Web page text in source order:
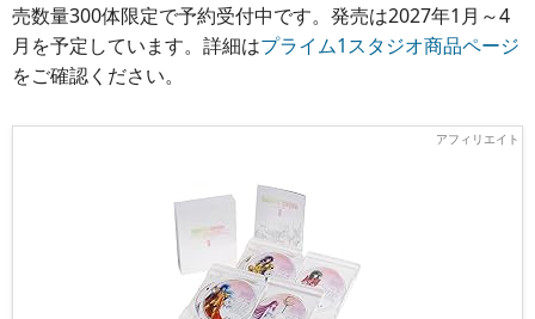
売数量300体限定で予約受付中です。発売は2027年1月～4
月を予定しています。詳細はプライム1スタジオ商品ページ
をご確認ください。